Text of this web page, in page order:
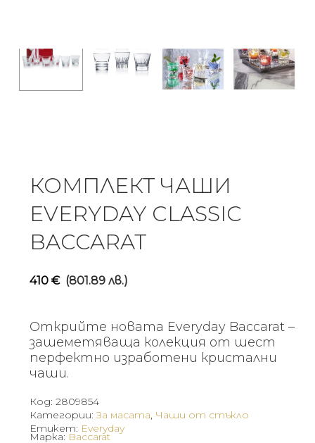
КОМПЛЕКТ ЧАШИ
EVERYDAY CLASSIC
BACCARAT
410 € (801.89 лв.)
Открийте новата Everyday Baccarat –
зашеметяваща колекция от шест
перфектно изработени кристални
чаши.
Код: 2809854
Категории:За масата, Чаши от стъкло
Етикет: Everyday
Марка: Baccarat